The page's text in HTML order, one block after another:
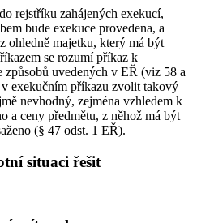
rejstříku zahájených exekucí,
bude exekuce provedena, a
ohledně majetku, který má být
se rozumí příkaz k
způsobů uvedených v EŘ (viz 58 a
exekučním příkazu zvolit takový
nevhodný, zejména vzhledem k
a ceny předmětu, z něhož má být
(§ 47 odst. 1 EŘ).
situaci řešit